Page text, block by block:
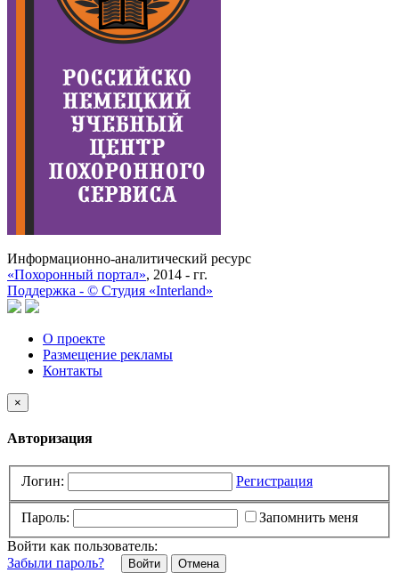
Информационно-аналитический ресурс
«Похоронный портал», 2014 - гг.
Поддержка - © Cтудия «Interland»
О проекте
Размещение рекламы
Контакты
×
Авторизация
Логин: Регистрация
Пароль:
Запомнить меня
Войти как пользователь:
Забыли пароль?
Отмена